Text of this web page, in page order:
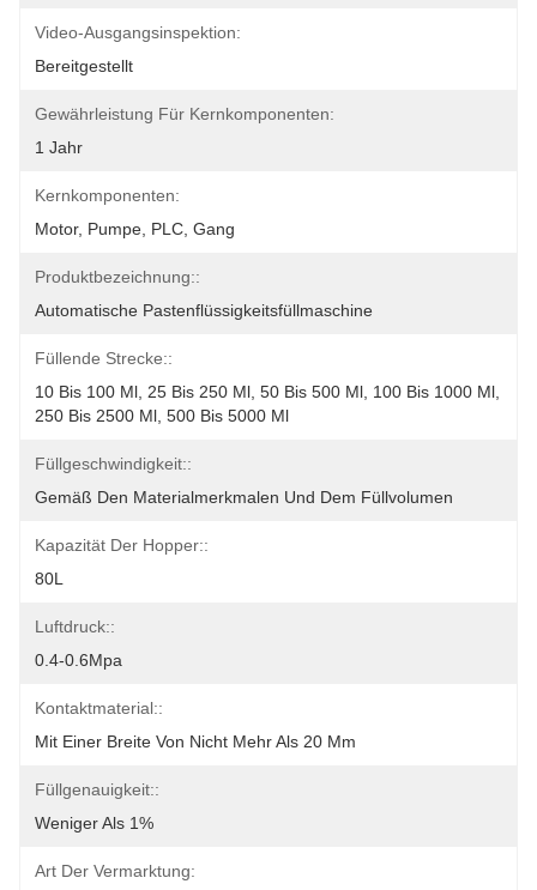
Video-Ausgangsinspektion:
Bereitgestellt
Gewährleistung Für Kernkomponenten:
1 Jahr
Kernkomponenten:
Motor, Pumpe, PLC, Gang
Produktbezeichnung::
Automatische Pastenflüssigkeitsfüllmaschine
Füllende Strecke::
10 Bis 100 Ml, 25 Bis 250 Ml, 50 Bis 500 Ml, 100 Bis 1000 Ml,
250 Bis 2500 Ml, 500 Bis 5000 Ml
Füllgeschwindigkeit::
Gemäß Den Materialmerkmalen Und Dem Füllvolumen
Kapazität Der Hopper::
80L
Luftdruck::
0.4-0.6Mpa
Kontaktmaterial::
Mit Einer Breite Von Nicht Mehr Als 20 Mm
Füllgenauigkeit::
Weniger Als 1%
Art Der Vermarktung: